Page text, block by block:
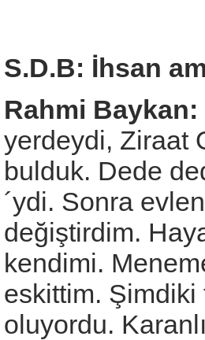
S.D.B: İhsan
Rahmi Baykan:
yerdeydi, Ziraat
bulduk. Dede
´ydi. Sonra
değiştirdim.
kendimi.
eskittim. Şimdiki
oluyordu.